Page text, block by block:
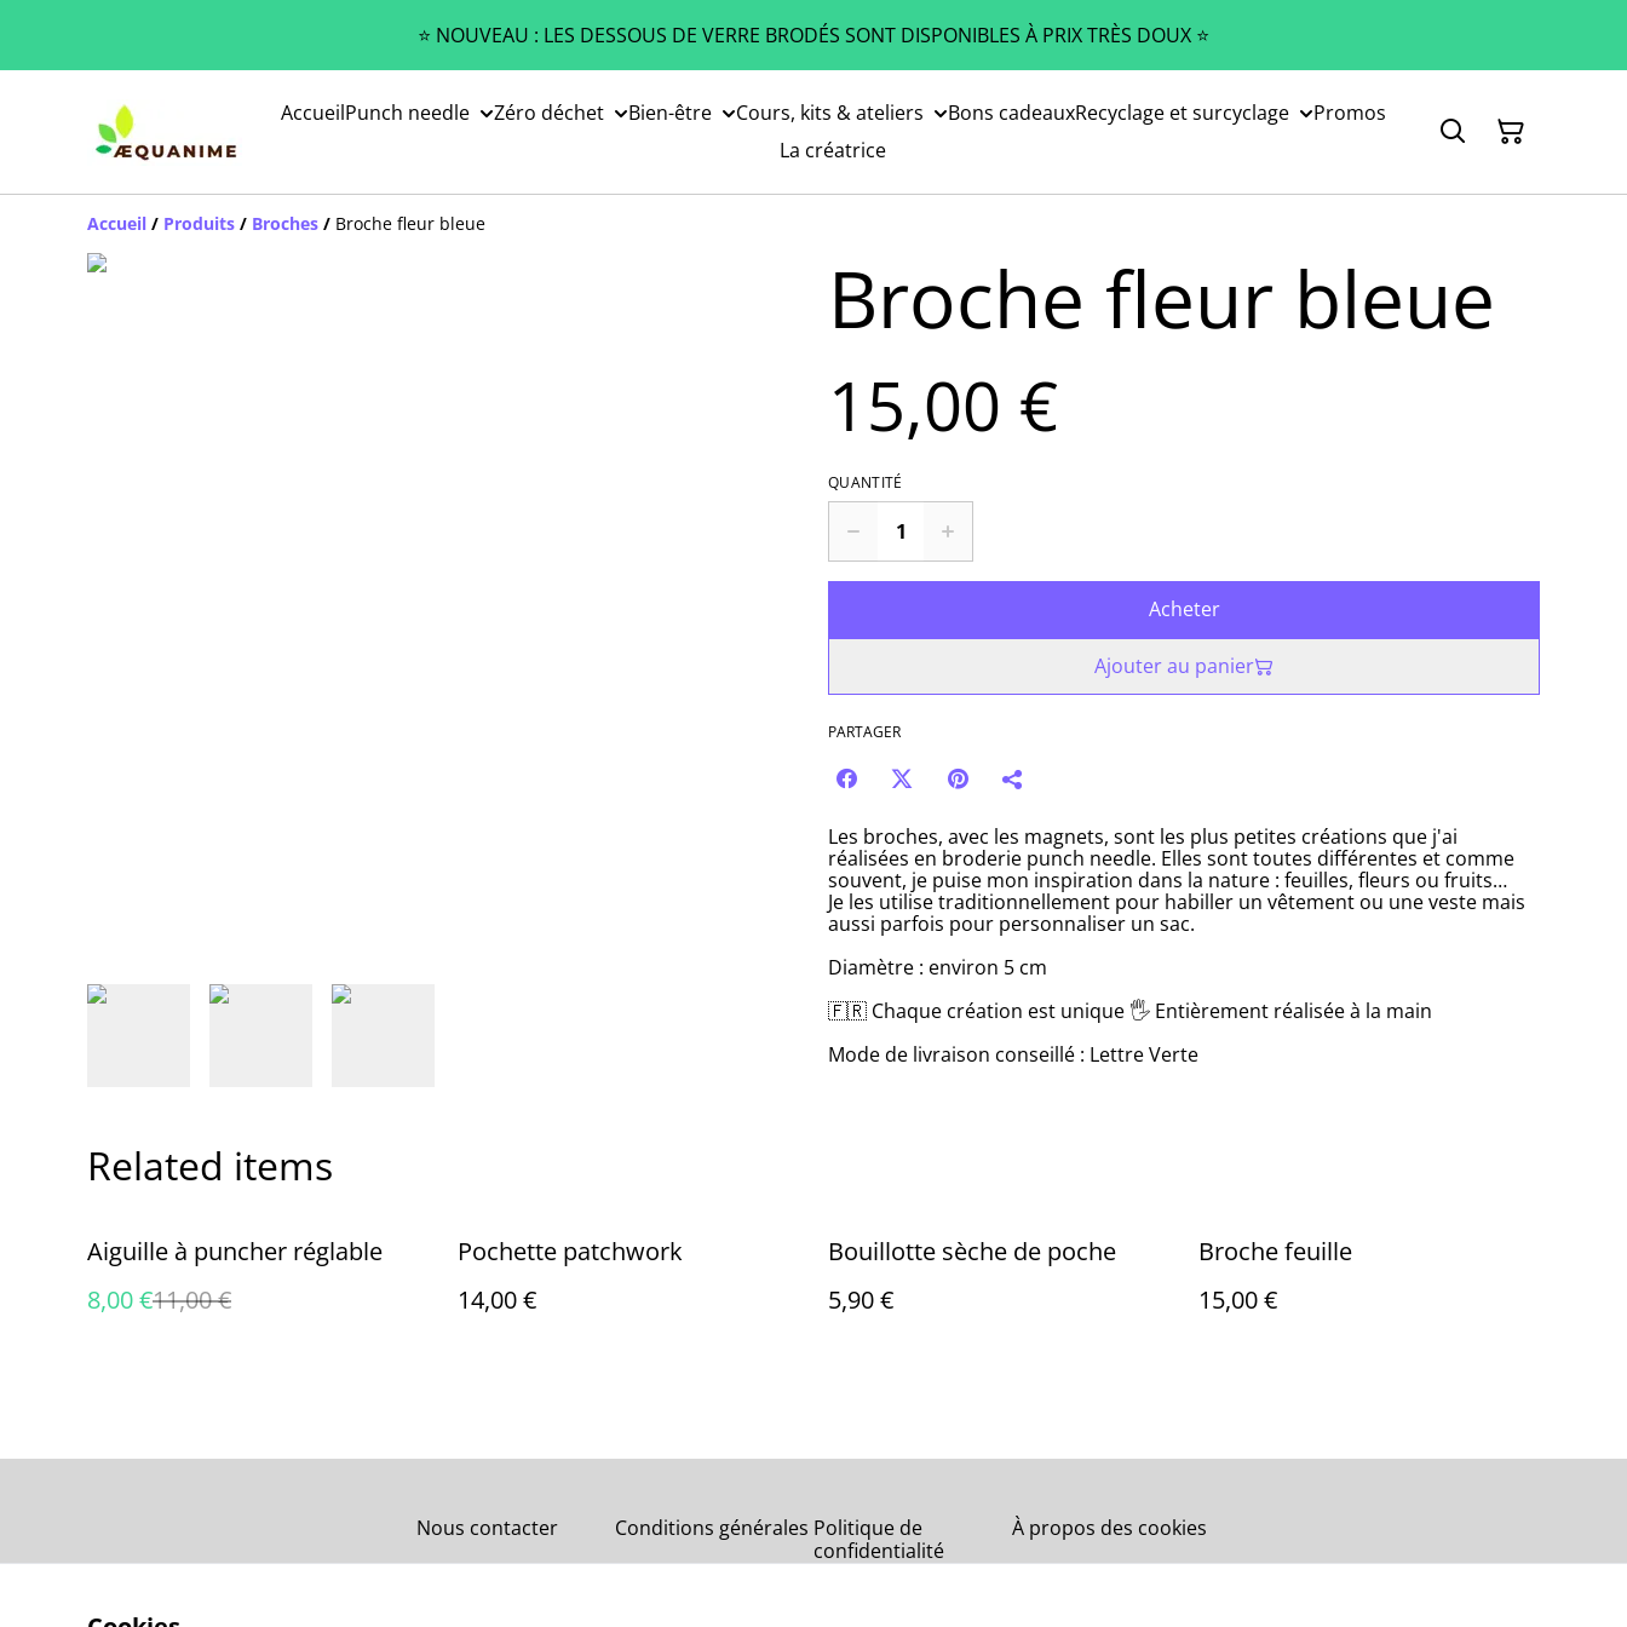
⭐️ NOUVEAU : LES DESSOUS DE VERRE BRODÉS SONT DISPONIBLES À PRIX TRÈS DOUX ⭐️
AccueilPunch needle Zéro déchet Bien-être Cours, kits & ateliers Bons cadeauxRecyclage et surcyclage
Promos
La créatrice
Accueil / Produits / Broches / Broche fleur bleue
Broche fleur bleue
15,00 €
QUANTITÉ
Acheter
Ajouter au panier
PARTAGER
Les broches, avec les magnets, sont les plus petites créations que j'ai
réalisées en broderie punch needle. Elles sont toutes différentes et comme
souvent, je puise mon inspiration dans la nature : feuilles, fleurs ou fruits…
Je les utilise traditionnellement pour habiller un vêtement ou une veste mais
aussi parfois pour personnaliser un sac.
Diamètre : environ 5 cm
🇫🇷 Chaque création est unique 🖐 Entièrement réalisée à la main
Mode de livraison conseillé : Lettre Verte
Related items
%
Aiguille à puncher réglable
8,00 €11,00 €
Pochette patchwork
14,00 €
Bouillotte sèche de poche
5,90 €
Broche feuille
15,00 €
Nous contacter Conditions générales Politique de
confidentialité
À propos des cookies